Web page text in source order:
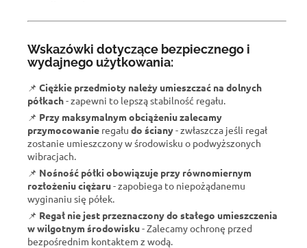
Wskazówki dotyczące bezpiecznego i
wydajnego użytkowania:
📌 Ciężkie przedmioty należy umieszczać na dolnych
półkach- zapewni to lepszą stabilność regału.
📌 Przy maksymalnym obciążeniu zalecamy
przymocowanie regału do ściany- zwłaszcza jeśli regał
zostanie umieszczony w środowisku o podwyższonych
wibracjach.
📌 Nośność półki obowiązuje przy równomiernym
rozłożeniu ciężaru- zapobiega to niepożądanemu
wyginaniu się półek.
📌 Regał nie jest przeznaczony do stałego umieszczenia
w wilgotnym środowisku- Zalecamy ochronę przed
bezpośrednim kontaktem z wodą.